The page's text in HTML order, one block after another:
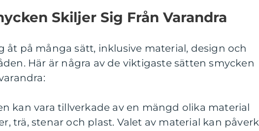
Skiljer Sig Från Varandra
åt på många sätt, inklusive material, design och
Här är några av de viktigaste sätten smycken
kan vara tillverkade av en mängd olika material
trä, stenar och plast. Valet av material kan